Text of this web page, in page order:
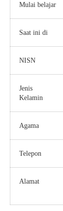
Mulai belajar
Saat ini di
NISN
Jenis
Kelamin
Agama
Telepon
Alamat